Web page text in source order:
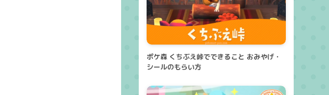
ポケ森 くちぶえ峠でできること おみやげ・
シールのもらい方